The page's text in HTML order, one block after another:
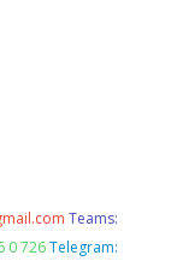
Teams:
0 726 Telegram: